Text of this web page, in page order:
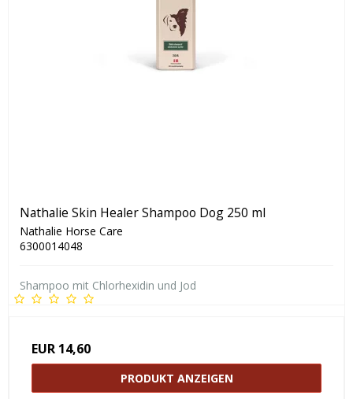
Nathalie Skin Healer Shampoo Dog 250 ml
Nathalie Horse Care
6300014048
Shampoo mit Chlorhexidin und Jod
EUR 14,60
PRODUKT ANZEIGEN